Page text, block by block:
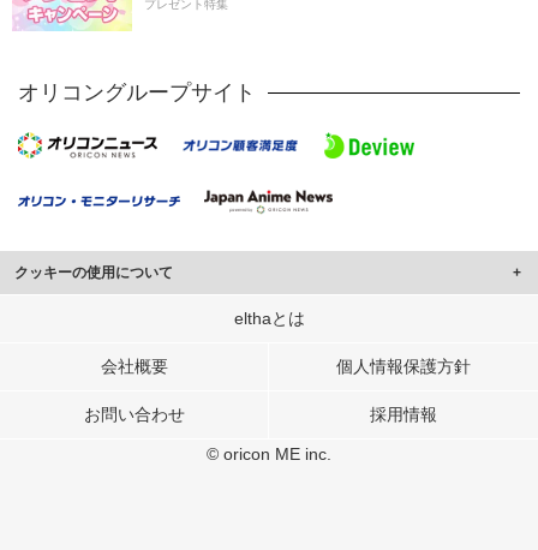
プレゼント特集
オリコングループサイト
クッキーの使用について
このサイトでは Cookie を使用して、ユーザーに合わせたコンテンツや広告の
行っています。
メディアや広告配信、データ解析の各パートナーに提供しています。
elthaとは
会社概要 個人情報保護方針
お問い合わせ 採用情報
© oricon ME inc.